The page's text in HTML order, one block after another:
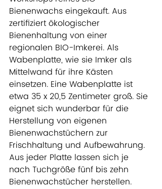
Bienenwachs eingekauft. Aus
zertifiziert ökologischer
Bienenhaltung von einer
regionalen BIO-Imkerei. Als
Wabenplatte, wie sie Imker als
Mittelwand für ihre Kästen
einsetzen. Eine Wabenplatte ist
etwa 35 x 20,5 Zentimeter groß. Sie
eignet sich wunderbar für die
Herstellung von eigenen
Bienenwachstüchern zur
Frischhaltung und Aufbewahrung.
Aus jeder Platte lassen sich je
nach Tuchgröße fünf bis zehn
Bienenwachstücher herstellen.